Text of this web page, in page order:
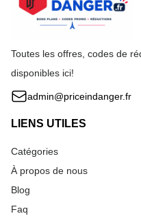
Toutes les offres, codes de
disponibles ici!
admin@priceindanger.fr
LIENS UTILES
Catégories
À propos de nous
Blog
Faq